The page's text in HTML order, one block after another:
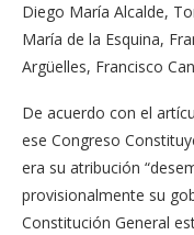
Diego María Alcalde,
María de la Esquina,
Argüelles, Francisco
De acuerdo con el
ese Congreso
era su atribución
provisionalmente su
Constitución General